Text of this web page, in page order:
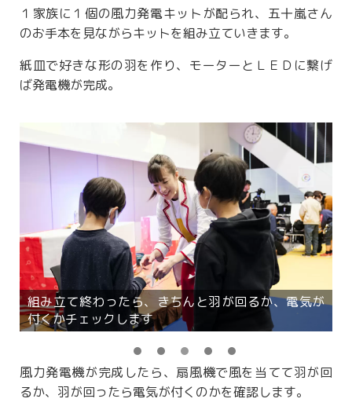
１家族に１個の風力発電キットが配られ、五十嵐さん
のお手本を見ながらキットを組み立ていきます。
紙皿で好きな形の羽を作り、モーターとＬＥＤに繋げ
ば発電機が完成。
組み立て終わったら、きちんと羽が回るか、電気が
付くかチェックします
風力発電機が完成したら、扇風機で風を当てて羽が回
るか、羽が回ったら電気が付くのかを確認します。